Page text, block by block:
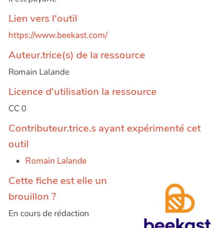
Lien vers l'outil
https://www.beekast.com/
Auteur.trice(s) de la ressource
Romain Lalande
Licence d'utilisation la ressource
CC 0
Contributeur.trice.s ayant expérimenté cet
outil
Romain Lalande
Cette fiche est elle un
brouillon ?
En cours de rédaction